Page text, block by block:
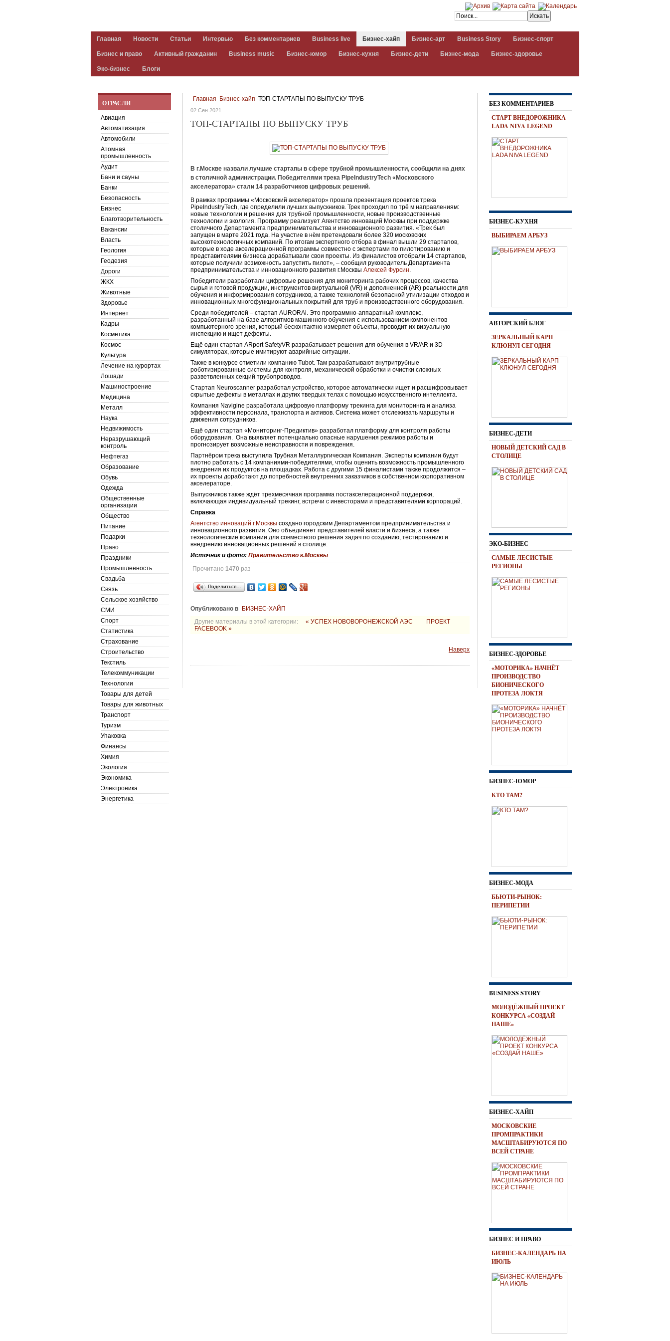
Главная Новости Статьи Интервью Без комментариев Business live Бизнес-хайп Бизнес-арт Business Story Бизнес-спорт
Бизнес и право Активный гражданин Business music Бизнес-юмор Бизнес-кухня Бизнес-дети Бизнес-мода Бизнес-здоровье
Эко-бизнес Блоги
Главная Бизнес-хайп ТОП-СТАРТАПЫ ПО ВЫПУСКУ ТРУБ
02 Сен 2021
ТОП-СТАРТАПЫ ПО ВЫПУСКУ ТРУБ
В г.Москве назвали лучшие стартапы в сфере трубной промышленности, сообщили на днях
в столичной администрации. Победителями трека PipeIndustryTech «Московского
акселератора» стали 14 разработчиков цифровых решений.
В рамках программы «Московский акселератор» прошла презентация проектов трека
PipeIndustryTech, где определили лучших выпускников. Трек проходил по трё м направлениям:
новые технологии и решения для трубной промышленности, новые производственные
технологии и экология. Программу реализует Агентство инноваций Москвы при поддержке
столичного Департамента предпринимательства и инновационного развития. «Трек был
запущен в марте 2021 года. На участие в нём претендовали более 320 московских
высокотехнологичных компаний. По итогам экспертного отбора в финал вышли 29 стартапов,
которые в ходе акселерационной программы совместно с экспертами по пилотированию и
представителями бизнеса дорабатывали свои проекты. Из финалистов отобрали 14 стартапов,
которые получили возможность запустить пилот», – сообщил руководитель Департамента
предпринимательства и инновационного развития г.МосквыАлексей Фурсин.
Победители разработали цифровые решения для мониторинга рабочих процессов, качества
сырья и готовой продукции, инструментов виртуальной (VR) и дополненной (AR) реальности для
обучения и информирования сотрудников, а также технологий безопасной утилизации отходов и
инновационных многофункциональных покрытий для труб и производственного оборудования.
Среди победителей – стартап AURORAi. Это программно-аппаратный комплекс,
разработанный на базе алгоритмов машинного обучения с использованием компонентов
компьютерного зрения, который бесконтактно измеряет объекты, проводит их визуальную
инспекцию и ищет дефекты.
Ещё один стартап ARport SafetyVR разрабатывает решения для обучения в VR/AR и 3D
симуляторах, которые имитируют аварийные ситуации.
Также в конкурсе отметили компанию Tubot. Там разрабатывают внутритрубные
роботизированные системы для контроля, механической обработки и очистки сложных
разветвленных секций трубопроводов.
Стартап Neuroscanner разработал устройство, которое автоматически ищет и расшифровывает
скрытые дефекты в металлах и других твердых телах с помощью искусственного интеллекта.
Компания Navigine разработала цифровую платформу трекинга для мониторинга и анализа
эффективности персонала, транспорта и активов. Система может отслеживать маршруты и
движения сотрудников.
Ещё один стартап «Мониторинг-Предиктив» разработал платформу для контроля работы
оборудования. Она выявляет потенциально опасные нарушения режимов работы и
прогнозирует возможные неисправности и повреждения.
Партнёром трека выступила Трубная Металлургическая Компания. Эксперты компании будут
плотно работать с 14 компаниями-победителями, чтобы оценить возможность промышленного
внедрения их продуктов на площадках. Работа с другими 15 финалистами также продолжится –
их проекты доработают до потребностей внутренних заказчиков в собственном корпоративном
акселераторе.
Выпускников также ждёт трехмесячная программа постакселерационной поддержки,
включающая индивидуальный трекинг, встречи с инвесторами и представителями корпораций.
Справка
Агентство инноваций г.Москвы создано городским Департаментом предпринимательства и
инновационного развития. Оно объединяет представителей власти и бизнеса, а также
технологические компании для совместного решения задач по созданию, тестированию и
внедрению инновационных решений в столице.
Источник и фото:Правительство г.Москвы
Прочитано1470 раз
Поделиться…
Опубликовано в
БИЗНЕС-ХАЙП
Другие материалы в этой категории:
« УСПЕХ НОВОВОРОНЕЖСКОЙ АЭС
ПРОЕКТ
FACEBOOK »
Наверх
ОТРАСЛИ
Авиация
Автоматизация
Автомобили
Атомная
промышленность
Аудит
Бани и сауны
Банки
Безопасность
Бизнес
Благотворительность
Вакансии
Власть
Геология
Геодезия
Дороги
ЖКХ
Животные
Здоровье
Интернет
Кадры
Косметика
Космос
Культура
Лечение на курортах
Лошади
Машиностроение
Медицина
Металл
Наука
Недвижимость
Неразрушающий
контроль
Нефтегаз
Образование
Обувь
Одежда
Общественные
организации
Общество
Питание
Подарки
Право
Праздники
Промышленность
Свадьба
Связь
Сельское хозяйство
СМИ
Спорт
Статистика
Страхование
Строительство
Текстиль
Телекоммуникации
Технологии
Товары для детей
Товары для животных
Транспорт
Туризм
Упаковка
Финансы
Химия
Экология
Экономика
Электроника
Энергетика
БЕЗ КОММЕНТАРИЕВ
СТАРТ ВНЕДОРОЖНИКА
LADA NIVA LEGEND
БИЗНЕС-КУХНЯ
ВЫБИРАЕМ АРБУЗ
АВТОРСКИЙ БЛОГ
ЗЕРКАЛЬНЫЙ КАРП
КЛЮНУЛ СЕГОДНЯ
БИЗНЕС-ДЕТИ
НОВЫЙ ДЕТСКИЙ САД В
СТОЛИЦЕ
ЭКО-БИЗНЕС
САМЫЕ ЛЕСИСТЫЕ
РЕГИОНЫ
БИЗНЕС-ЗДОРОВЬЕ
«МОТОРИКА» НАЧНЁТ
ПРОИЗВОДСТВО
БИОНИЧЕСКОГО
ПРОТЕЗА ЛОКТЯ
БИЗНЕС-ЮМОР
КТО ТАМ?
БИЗНЕС-МОДА
БЬЮТИ-РЫНОК:
ПЕРИПЕТИИ
BUSINESS STORY
МОЛОДЁЖНЫЙ ПРОЕКТ
КОНКУРСА «СОЗДАЙ
НАШЕ»
БИЗНЕС-ХАЙП
МОСКОВСКИЕ
ПРОМПРАКТИКИ
МАСШТАБИРУЮТСЯ ПО
ВСЕЙ СТРАНЕ
БИЗНЕС И ПРАВО
БИЗНЕС-КАЛЕНДАРЬ НА
ИЮЛЬ